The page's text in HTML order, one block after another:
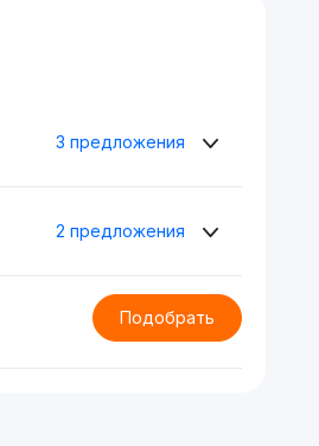
3 предложения
2 предложения
Подобрать